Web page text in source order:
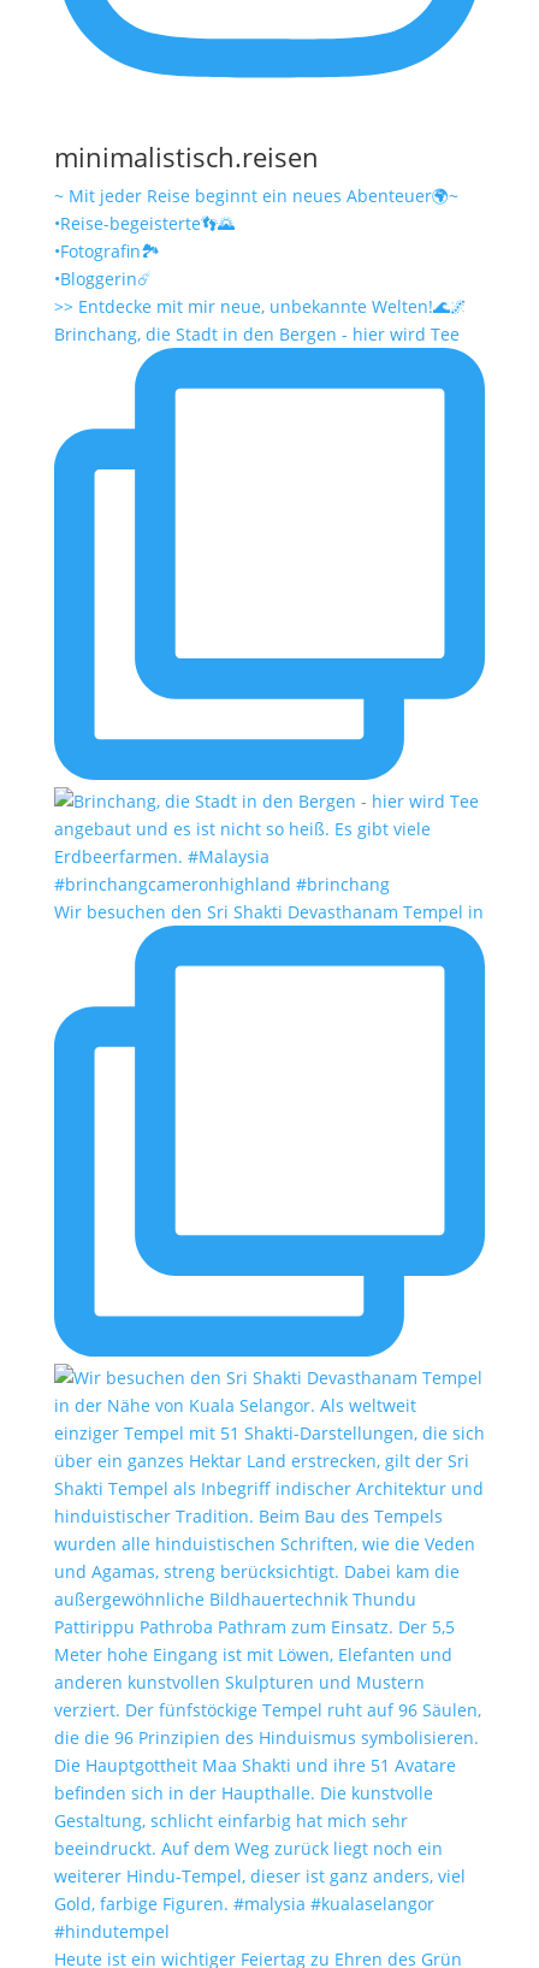
minimalistisch.reisen
~ Mit jeder Reise beginnt ein neues Abenteuer🌍~
•Reise-begeisterte👣🌄
•Fotografin🏞️
•Bloggerin☄️
>> Entdecke mit mir neue, unbekannte Welten!🌊🌌
Brinchang, die Stadt in den Bergen - hier wird Tee
Wir besuchen den Sri Shakti Devasthanam Tempel in
Heute ist ein wichtiger Feiertag zu Ehren des Grün